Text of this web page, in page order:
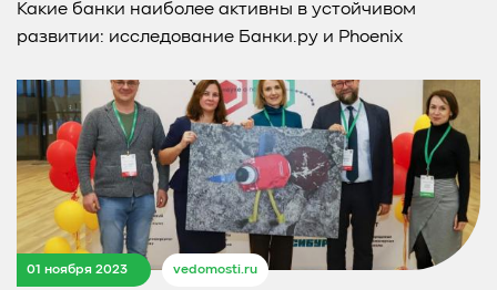
Какие банки наиболее активны в устойчивом
развитии: исследование Банки.ру и Phoenix
01 ноября 2023 vedomosti.ru